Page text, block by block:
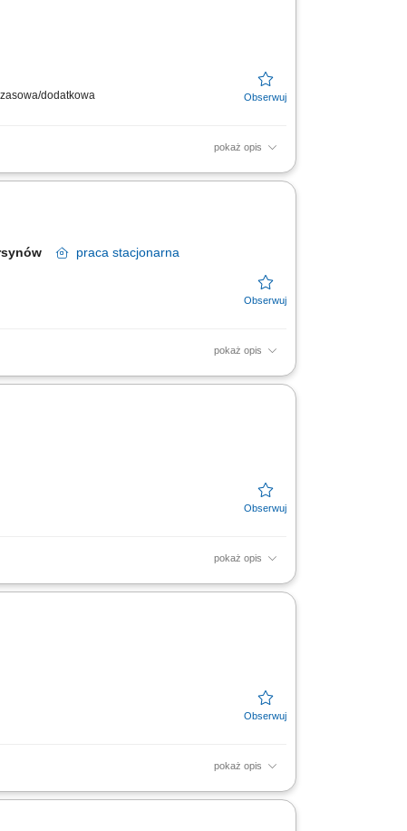
dodatkowa
pokaż opis
do naszej ekipy medycznej i stań się
praca stacjonarna
pokaż opis
wykonywanie procedur
pokaż opis
precyzyjnych badań
pokaż opis